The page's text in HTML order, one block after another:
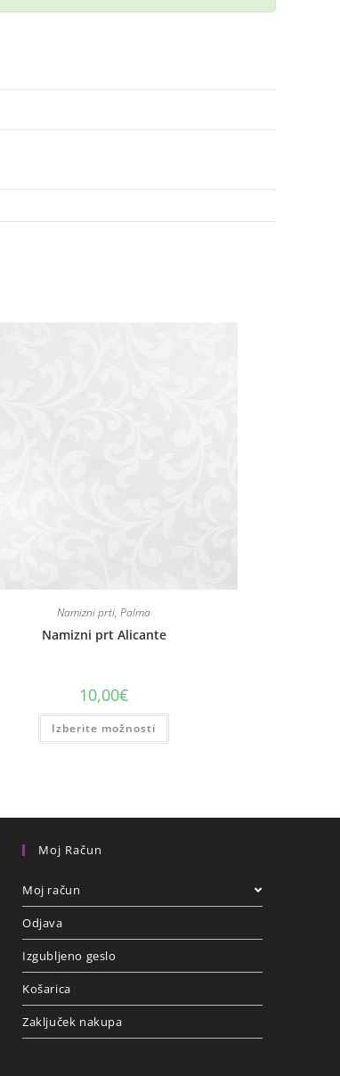
Namizni prti,Palma
Namizni prt Alicante
10,00€
Izberite možnosti
Moj Račun
Moj račun
Odjava
Izgubljeno geslo
Košarica
Zaključek nakupa